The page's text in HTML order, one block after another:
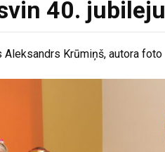
40. jubileju
Aleksandrs Krūmiņš, autora foto